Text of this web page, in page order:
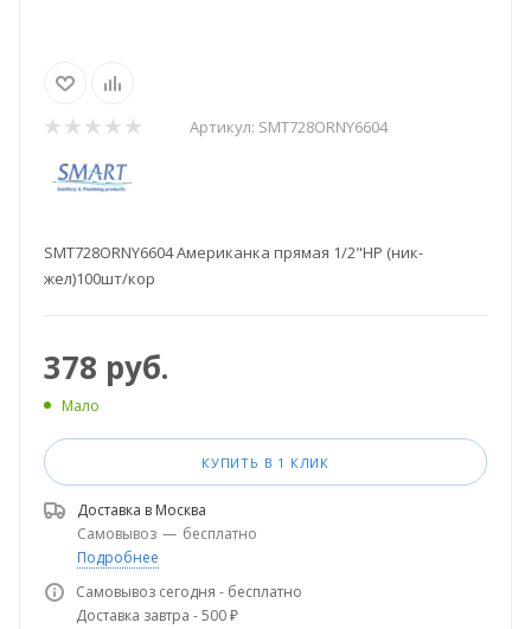
Артикул: SMT728ORNY6604
SMT728ORNY6604 Американка прямая 1/2"НР (ник-
жел)100шт/кор
378 руб.
Мало
КУПИТЬ В 1 КЛИК
Доставка в Москва
Самовывоз — бесплатно
Подробнее
Самовывоз сегодня - бесплатно
Доставка завтра - 500 ₽